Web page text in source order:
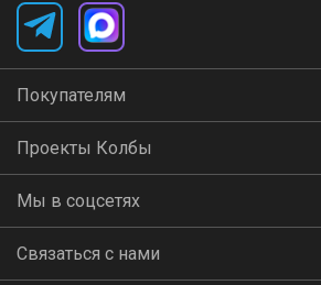
Покупателям
Проекты Колбы
Мы в соцсетях
Связаться с нами